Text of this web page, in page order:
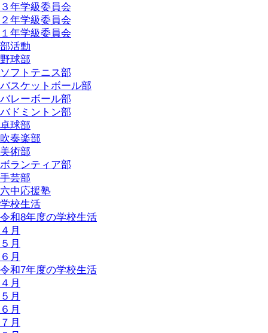
３年学級委員会
２年学級委員会
１年学級委員会
部活動
野球部
ソフトテニス部
バスケットボール部
バレーボール部
バドミントン部
卓球部
吹奏楽部
美術部
ボランティア部
手芸部
六中応援塾
学校生活
令和8年度の学校生活
４月
５月
６月
令和7年度の学校生活
４月
５月
６月
７月